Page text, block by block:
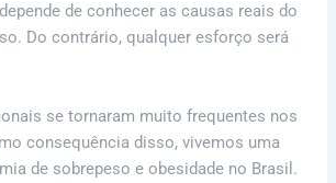
de conhecer as causas reais do
Do contrário, qualquer esforço será
se tornaram muito frequentes nos
consequência disso, vivemos uma
de sobrepeso e obesidade no Brasil.